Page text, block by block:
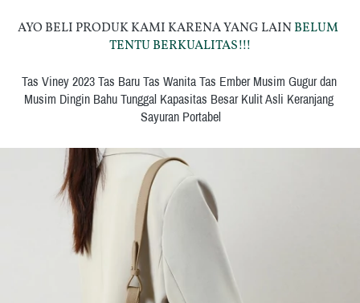
AYO BELI PRODUK KAMI KARENA YANG LAIN BELUM
TENTU BERKUALITAS!!!
Tas Viney 2023 Tas Baru Tas Wanita Tas Ember Musim Gugur dan
Musim Dingin Bahu Tunggal Kapasitas Besar Kulit Asli Keranjang
Sayuran Portabel